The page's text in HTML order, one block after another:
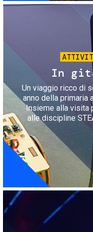
In
Un viaggio ricco di
anno della primaria
Insieme alla visita
alle discipline